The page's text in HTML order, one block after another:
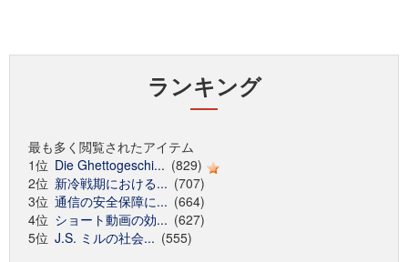
ランキング
最も多く閲覧されたアイテム
1位 Die Ghettogeschi... (829)
2位 新冷戦期における... (707)
3位 通信の安全保障に... (664)
4位 ショート動画の効... (627)
5位 J.S. ミルの社会... (555)